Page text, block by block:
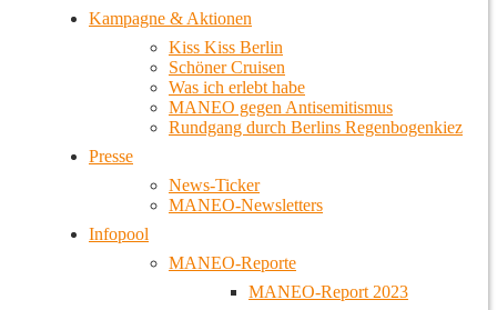
Kampagne & Aktionen
Kiss Kiss Berlin
Schöner Cruisen
Was ich erlebt habe
MANEO gegen Antisemitismus
Rundgang durch Berlins Regenbogenkiez
Presse
News-Ticker
MANEO-Newsletters
Infopool
MANEO-Reporte
MANEO-Report 2023